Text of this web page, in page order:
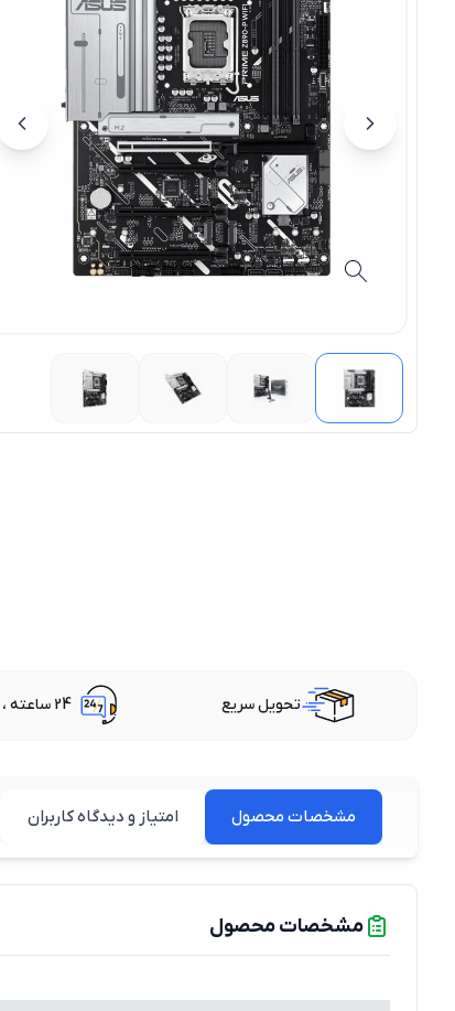
تحویل سریع 24 ساعته ، 7 روز هفته
مشخصات محصول امتیاز و دیدگاه کاربران
مشخصات محصول